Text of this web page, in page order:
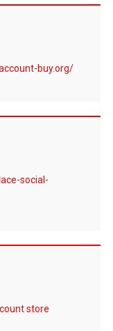
buy.org/
social-
store